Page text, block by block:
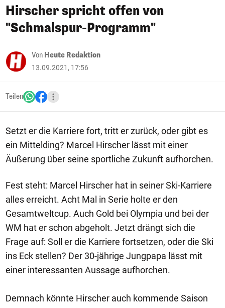
Hirscher spricht offen von
"Schmalspur-Programm"
Von Heute Redaktion
13.09.2021, 17:56
Teilen
Setzt er die Karriere fort, tritt er zurück, oder gibt es
ein Mittelding? Marcel Hirscher lässt mit einer
Äußerung über seine sportliche Zukunft aufhorchen.
Fest steht: Marcel Hirscher hat in seiner Ski-Karriere
alles erreicht. Acht Mal in Serie holte er den
Gesamtweltcup. Auch Gold bei Olympia und bei der
WM hat er schon abgeholt. Jetzt drängt sich die
Frage auf: Soll er die Karriere fortsetzen, oder die Ski
ins Eck stellen? Der 30-jährige Jungpapa lässt mit
einer interessanten Aussage aufhorchen.
Demnach könnte Hirscher auch kommende Saison